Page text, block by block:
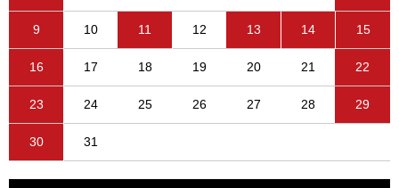
9 10 11 12 13 14 15
16 17 18 19 20 21 22
23 24 25 26 27 28 29
30 31